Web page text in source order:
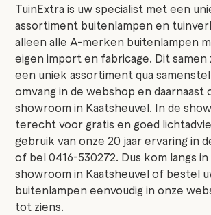
TuinExtra is uw specialist met een
assortiment buitenlampen en
alleen alle A-merken buitenlampen
eigen import en fabricage. Dit
een uniek assortiment qua
omvang in de webshop en daarnaast
showroom in Kaatsheuvel. In de
terecht voor gratis en goed
gebruik van onze 20 jaar ervaring in
of bel 0416-530272. Dus kom langs in
showroom in Kaatsheuvel of bestel
buitenlampen eenvoudig in onze
tot ziens.